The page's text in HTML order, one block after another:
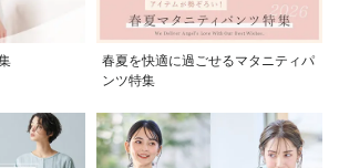
春夏を快適に過ごせるマタニティパ
ンツ特集